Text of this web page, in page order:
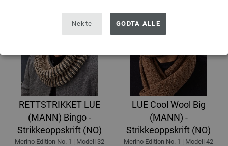
Nekte GODTA ALLE
RETTSTRIKKET LUE
(MANN) Bingo -
Strikkeoppskrift (NO)
Merino Edition No. 1 | Modell 32
LUE Cool Wool Big
(MANN) -
Strikkeoppskrift (NO)
Merino Edition No. 1 | Modell 42